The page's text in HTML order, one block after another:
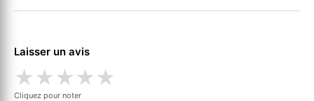
Laisser un avis
★★★★★
Cliquez pour noter